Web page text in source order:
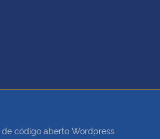
de código aberto Wordpress